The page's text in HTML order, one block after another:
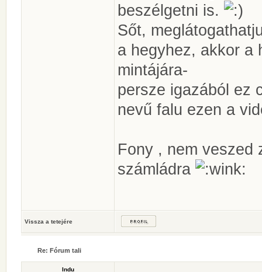
beszélgetni is.
Sőt,
a hegyhez, akkor a
mintájára-
persze igazából ez
nevű falu ezen a
Fony , nem veszed
számládra
Vissza a tetejére
Re: Fórum tali
Indu